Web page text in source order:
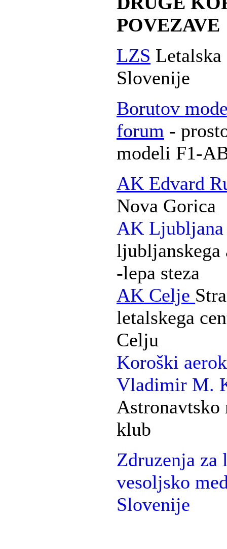
POVEZAVE
LZS Letalska
Slovenije
Borutov
forum -
modeli F1-
AK Edvard
Nova Gorica
AK Ljubljana
ljubljanskega
-lepa steza
AK Celje
letalskega
Celju
Koroški
Vladimir M.
Astronavtsko
klub
Zdruzenja za
vesoljsko
Slovenije